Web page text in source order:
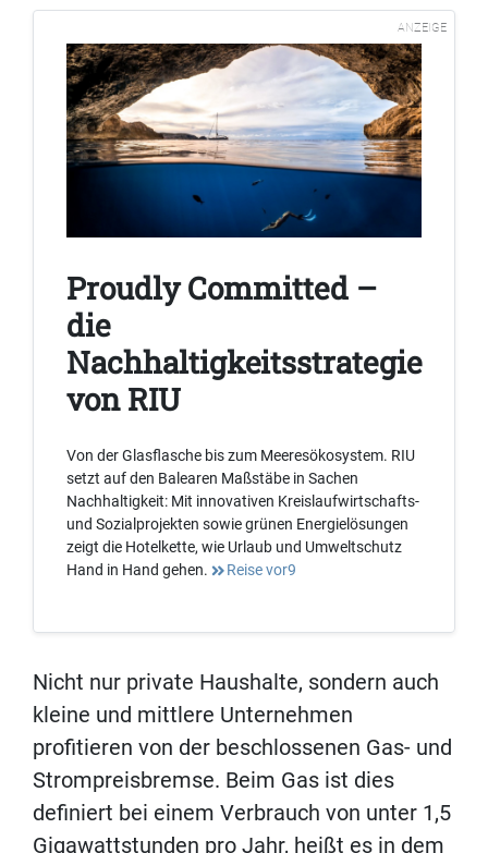
ANZEIGE
Proudly Committed –
die
Nachhaltigkeitsstrategie
von RIU
Von der Glasflasche bis zum Meeresökosystem. RIU
setzt auf den Balearen Maßstäbe in Sachen
Nachhaltigkeit: Mit innovativen Kreislaufwirtschafts-
und Sozialprojekten sowie grünen Energielösungen
zeigt die Hotelkette, wie Urlaub und Umweltschutz
Hand in Hand gehen.
Reise vor9
Nicht nur private Haushalte, sondern auch
kleine und mittlere Unternehmen
profitieren von der beschlossenen Gas- und
Strompreisbremse. Beim Gas ist dies
definiert bei einem Verbrauch von unter 1,5
Gigawattstunden pro Jahr, heißt es in dem